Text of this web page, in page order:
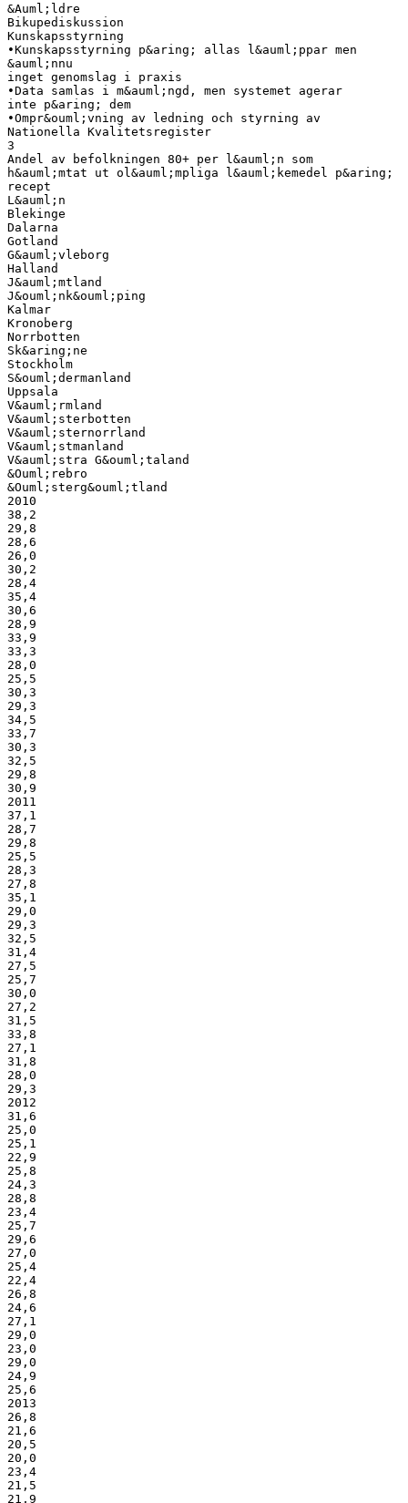
&Auml;ldre
Bikupediskussion
Kunskapsstyrning
•Kunskapsstyrning p&aring; allas l&auml;ppar men
&auml;nnu
inget genomslag i praxis
•Data samlas i m&auml;ngd, men systemet agerar
inte p&aring; dem
•Ompr&ouml;vning av ledning och styrning av
Nationella Kvalitetsregister
3
Andel av befolkningen 80+ per l&auml;n som
h&auml;mtat ut ol&auml;mpliga l&auml;kemedel p&aring;
recept
L&auml;n
Blekinge
Dalarna
Gotland
G&auml;vleborg
Halland
J&auml;mtland
J&ouml;nk&ouml;ping
Kalmar
Kronoberg
Norrbotten
Sk&aring;ne
Stockholm
S&ouml;dermanland
Uppsala
V&auml;rmland
V&auml;sterbotten
V&auml;sternorrland
V&auml;stmanland
V&auml;stra G&ouml;taland
&Ouml;rebro
&Ouml;sterg&ouml;tland
2010
38,2
29,8
28,6
26,0
30,2
28,4
35,4
30,6
28,9
33,9
33,3
28,0
25,5
30,3
29,3
34,5
33,7
30,3
32,5
29,8
30,9
2011
37,1
28,7
29,8
25,5
28,3
27,8
35,1
29,0
29,3
32,5
31,4
27,5
25,7
30,0
27,2
31,5
33,8
27,1
31,8
28,0
29,3
2012
31,6
25,0
25,1
22,9
25,8
24,3
28,8
23,4
25,7
29,6
27,0
25,4
22,4
26,8
24,6
27,1
29,0
23,0
29,0
24,9
25,6
2013
26,8
21,6
20,5
20,0
23,4
21,5
21,9